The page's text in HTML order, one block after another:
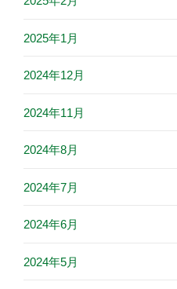
2025年1月
2024年12月
2024年11月
2024年8月
2024年7月
2024年6月
2024年5月